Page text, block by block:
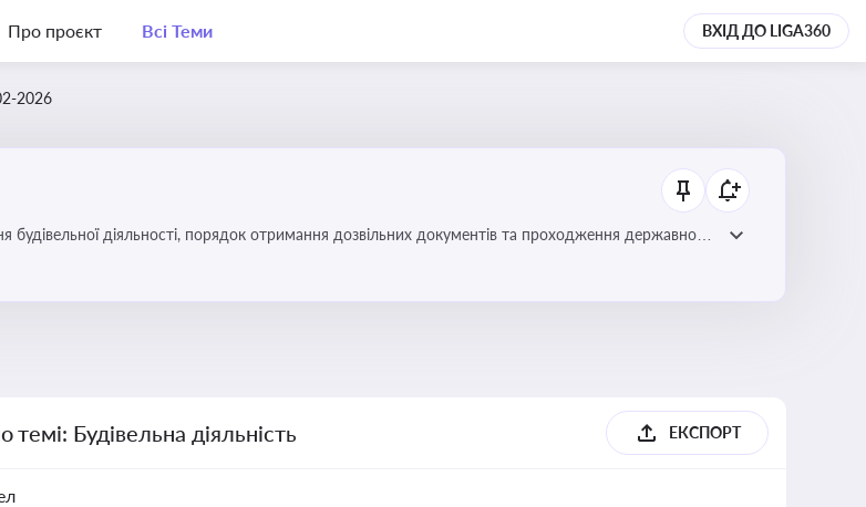
Про проєкт Всі Теми ВХІД ДО LIGA360
2026
діяльності, порядок отримання дозвільних документів та проходження державного
Будівельна діяльність ЕКСПОРТ